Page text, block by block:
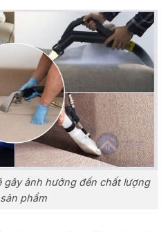
gây ảnh hưởng đến chất lượng
phẩm